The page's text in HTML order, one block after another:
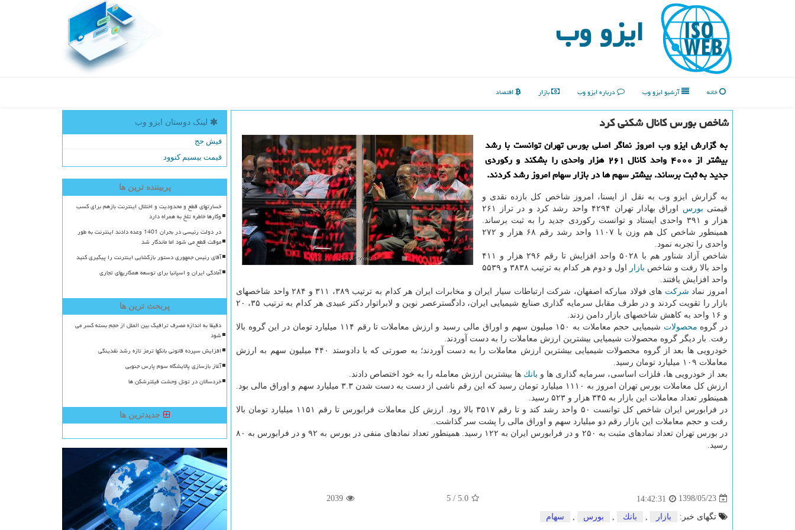
ایزو وب
خانه آرشیو ایزو وب درباره ایزو وب بازار اقتصاد
شاخص بورس كانال شكنی كرد
به گزارش ایزو وب امروز نماگر اصلی بورس تهران توانست با رشد
بیشتر از ۴۰۰۰ واحد كانال ۲۶۱ هزار واحدی را بشكند و ركوردی
جدید به ثبت برساند. بیشتر سهم ها در بازار سهام امروز رشد كردند.
به گزارش ایزو وب به نقل از ایسنا، امروز شاخص كل بازده نقدی و
قیمتی بورس
اوراق بهادار تهران ۴۲۹۴ واحد رشد كرد و در تراز ۲۶۱
هزار و ۳۹۱ واحدی ایستاد و توانست ركوردی جدید را به ثبت برساند.
همینطور شاخص كل هم وزن با ۱۱۰۷ واحد رشد رقم ۶۸ هزار و ۲۷۲
واحدی را تجربه نمود.
شاخص آزاد شناور هم با ۵۰۲۸ واحد افزایش تا رقم ۲۹۶ هزار و ۴۱۱
واحد بالا رفت و شاخص بازار
اول و دوم هر كدام به ترتیب ۳۸۳۸ و ۵۵۳۹
واحد افزایش یافتند.
امروز نماد شركت
های فولاد مباركه اصفهان، شركت ارتباطات سیار ایران و مخابرات ایران هر كدام به ترتیب ۳۸۹، ۳۱۱ و ۲۸۴ واحد شاخصهای
بازار را تقویت كردند و در طرف مقابل سرمایه گذاری صنایع شیمیایی ایران، دادگسترعصر نوین و لابراتوار دكتر عبیدی هر كدام به ترتیب ۳۵، ۲۰
و ۱۶ واحد به كاهش شاخصهای بازار دامن زدند.
در گروه محصولات
شیمیایی حجم معاملات به ۱۵۰ میلیون سهم و اوراق مالی رسید و ارزش معاملات تا رقم ۱۱۴ میلیارد تومان در این گروه بالا
رفت. بار دیگر گروه محصولات شیمیایی بیشترین ارزش معاملات را به دست آوردند.
خودرویی ها بعد از گروه محصولات شیمیایی بیشترین ارزش معاملات را به دست آوردند؛ به صورتی كه با دادوستد ۴۴۰ میلیون سهم به ارزش
معاملات ۱۰۹ میلیارد تومان رسید.
بعد از خودرویی ها، فلزات اساسی، سرمایه گذاری ها و بانك ها بیشترین ارزش معامله را به خود اختصاص دادند.
ارزش كل معاملات بورس تهران امروز به ۱۱۱۰ میلیارد تومان رسید كه این رقم ناشی از دست به دست شدن ۳.۳ میلیارد سهم و اوراق مالی بود.
همینطور تعداد معاملات این بازار به ۳۴۵ هزار و ۵۲۳ رسید.
در فرابورس ایران شاخص كل توانست ۵۰ واحد رشد كند و تا رقم ۳۵۱۷ بالا رود. ارزش كل معاملات فرابورس تا رقم ۱۱۵۱ میلیارد تومان بالا
رفت و حجم معاملات این بازار رقم دو میلیارد سهم و اوراق مالی را پشت سر گذاشت.
در بورس تهران تعداد نمادهای مثبت به ۲۵۰ و در فرابورس ایران به ۱۲۲ رسید. همینطور تعداد نمادهای منفی در بورس به ۹۲ و در فرابورس به ۸۰
رسید.
1398/05/23
14:42:31
5.0
/
5
2039
تگهای خبر: بازار بانك بورس سهام
لینک دوستان ایزو وب
فیش حج
قیمت بیسیم کنوود
پربیننده ترین ها
خسارتهای قطع و محدودیت و اختلال اینترنت بازهم برای کسب
وکارها خاطره تلخ به همراه دارد
در دولت رئیسی در بحران 1401 وعده دادند اینترنت به طور
موقت قطع می شود اما ماندگار شد
آقای رئیس جمهوری دستور بازگشایی اینترنت را پیگیری کنید
آمادگی ایران و اسپانیا برای توسعه همکاریهای تجاری
پربحث ترین ها
دقیقا به اندازه مصرف ترافیک بین الملل از حجم بسته کسر می
شود
افزایش سپرده قانونی بانکها ترمز تازه رشد نقدینگی
آغاز بازسازی پالایشگاه سوم پارس جنوبی
خردسالان در تونل وحشت فیلترشکن ها
جدیدترین ها